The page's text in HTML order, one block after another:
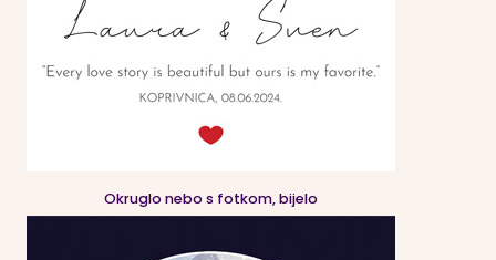
Okruglo nebo s fotkom, bijelo